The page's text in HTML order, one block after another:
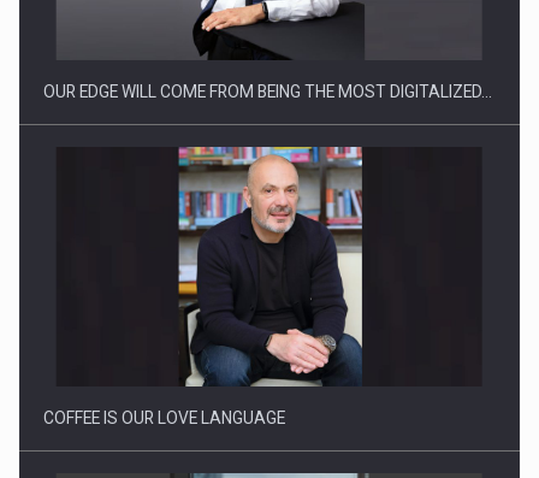
Webinar - Business Evolution-RETHINK STRATEGY-Finantare
Investitii Digitalizare
OUR EDGE WILL COME FROM BEING THE MOST DIGITALIZED…
COFFEE IS OUR LOVE LANGUAGE